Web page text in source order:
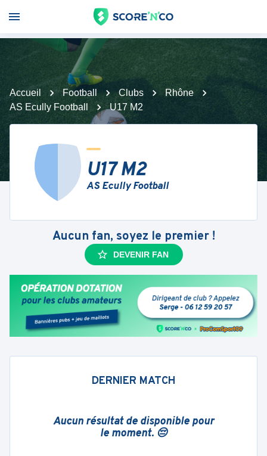
Accueil Football Clubs
Rhône
AS Ecully Football
U17 M2
U17 M2
AS Ecully Football
Aucun fan, soyez le premier !
DEVENIR FAN
DERNIER MATCH
Aucun résultat de disponible pour
le moment. 😔